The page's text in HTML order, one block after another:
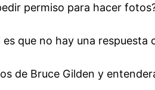
permiso para hacer
es que no hay una
de Bruce Gilden y